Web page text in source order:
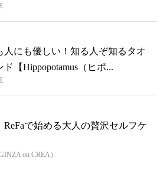
人にも優しい！知る人ぞ知るタオ
ド【Hippopotamus（ヒポ...
ReFaで始める大人の贅沢セルフケ
on CREA）